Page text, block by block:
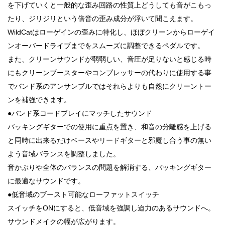
を下げていくと一般的な歪み回路の性質上どうしても音がこもっ
たり、ジリジリという倍音の歪み成分が浮いて聞こえます。
WildCatはローゲインの歪みに特化し、ほぼクリーンからローゲイ
ンオーバードライブまでをスムーズに調整できるペダルです。
また、クリーンサウンドが弱弱しい、音圧が足りないと感じる時
にもクリーンブースターやコンプレッサーの代わりに使用する事
でバンド系のアンサンブルではそれらよりも自然にクリーントー
ンを補強できます。
●バンド系コードプレイにマッチしたサウンド
バッキングギターでの使用に重点を置き、和音の分離感を上げる
と同時に出来るだけベースやリードギターと邪魔し合う事の無い
よう音域バランスを調整しました。
音かぶりや全体のバランスの問題を解消する、バッキングギター
に最適なサウンドです。
●低音域のブースト可能なローファットスイッチ
スイッチをONにすると、低音域を強調し迫力のあるサウンドへ。
サウンドメイクの幅が広がります。